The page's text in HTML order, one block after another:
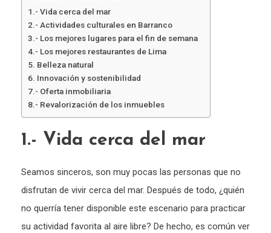
1.- Vida cerca del mar
2.- Actividades culturales en Barranco
3.- Los mejores lugares para el fin de semana
4.- Los mejores restaurantes de Lima
5. Belleza natural
6. Innovación y sostenibilidad
7.- Oferta inmobiliaria
8.- Revalorización de los inmuebles
1.- Vida cerca del mar
Seamos sinceros, son muy pocas las personas que no
disfrutan de vivir cerca del mar. Después de todo, ¿quién
no querría tener disponible este escenario para practicar
su actividad favorita al aire libre? De hecho, es común ver